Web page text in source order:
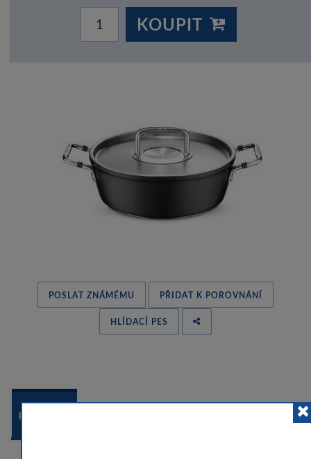
KOUPIT
POSLAT ZNÁMÉMU PŘIDAT K POROVNÁNÍ
HLÍDACÍ PES
POPIS ZBOŽÍ